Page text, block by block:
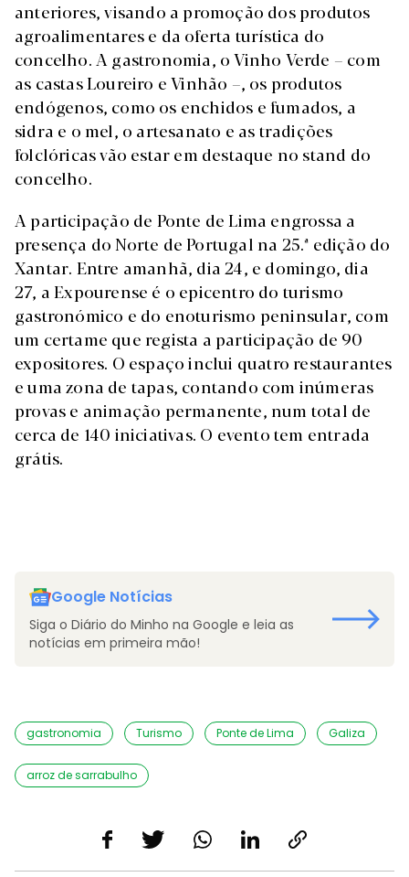
anteriores, visando a promoção dos produtos
agroalimentares e da oferta turística do
concelho. A gastronomia, o Vinho Verde – com
as castas Loureiro e Vinhão –, os produtos
endógenos, como os enchidos e fumados, a
sidra e o mel, o artesanato e as tradições
folclóricas vão estar em destaque no stand do
concelho.
A participação de Ponte de Lima engrossa a
presença do Norte de Portugal na 25.ª edição do
Xantar. Entre amanhã, dia 24, e domingo, dia
27, a Expourense é o epicentro do turismo
gastronómico e do enoturismo peninsular, com
um certame que regista a participação de 90
expositores. O espaço inclui quatro restaurantes
e uma zona de tapas, contando com inúmeras
provas e animação permanente, num total de
cerca de 140 iniciativas. O evento tem entrada
grátis.
Google Notícias
Siga o Diário do Minho na Google e leia as
notícias em primeira mão!
gastronomia Turismo Ponte de Lima Galiza
arroz de sarrabulho